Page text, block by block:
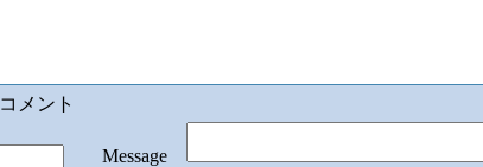
コメント
Message